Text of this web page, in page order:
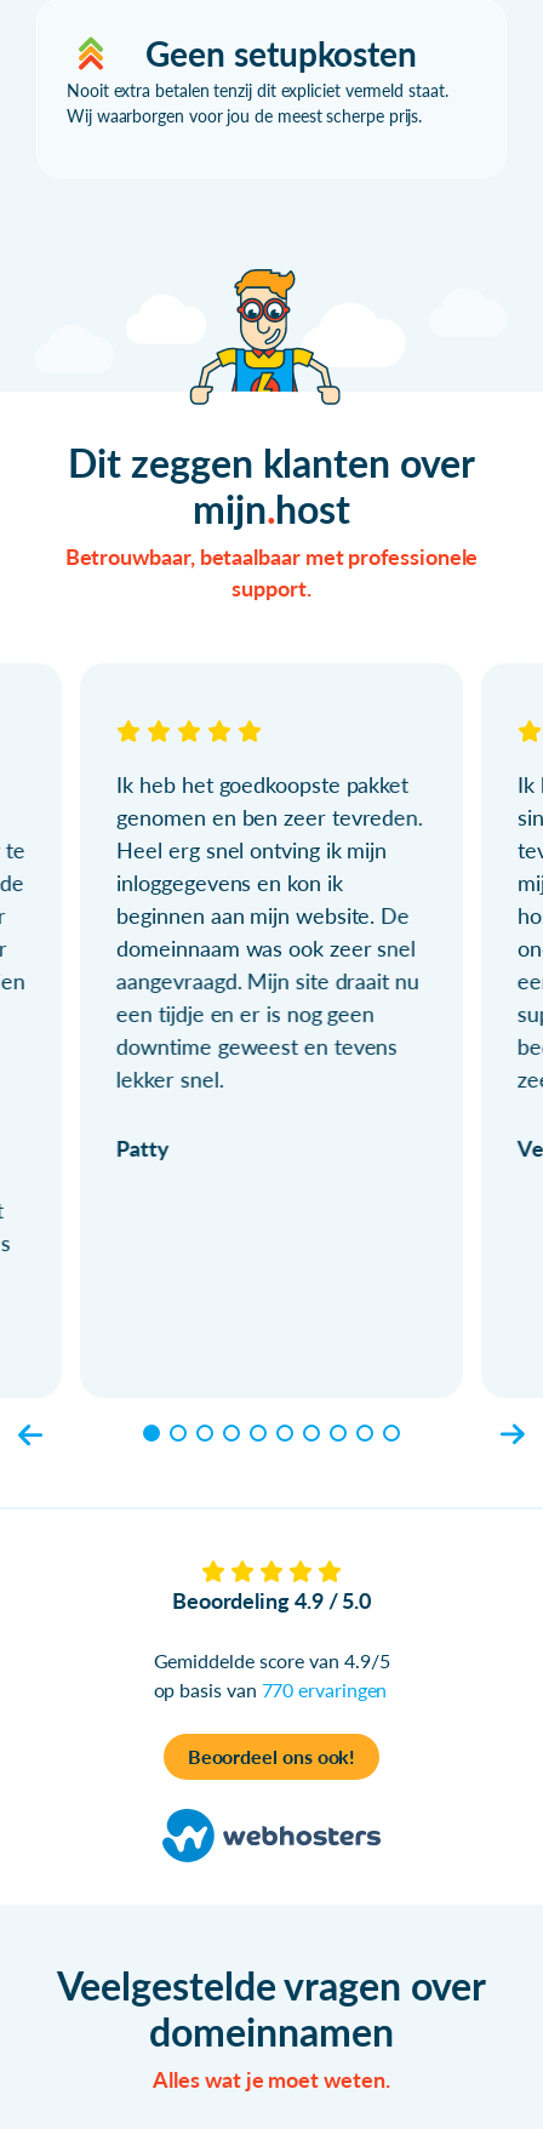
Geen setupkosten
Nooit extra betalen tenzij dit expliciet vermeld staat.
Wij waarborgen voor jou de meest scherpe prijs.
Dit zeggen klanten over
mijn host
Betrouwbaar, betaalbaar met professionele
support.
te
Ik heb het goedkoopste pakket
genomen en ben zeer tevreden.
Heel erg snel ontving ik mijn
inloggegevens en kon ik
beginnen aan mijn website. De
domeinnaam was ook zeer snel
aangevraagd. Mijn site draait nu
een tijdje en er is nog geen
downtime geweest en tevens
lekker snel.
Patty
Ik
Beoordeling 4.9 / 5.0
Gemiddelde score van 4.9/5
op basis van 770 ervaringen
Beoordeel ons ook!
Veelgestelde vragen over
domeinnamen
Alles wat je moet weten.